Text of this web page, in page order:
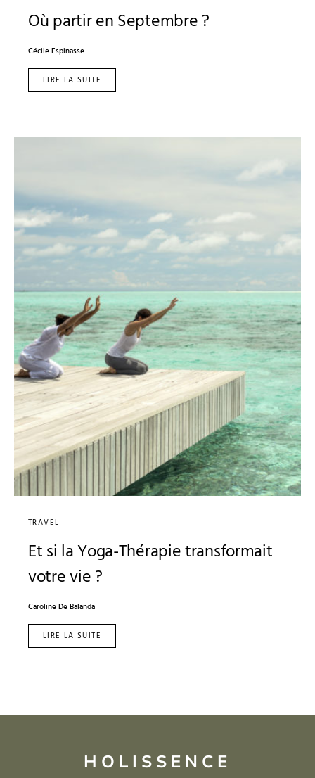
Où partir en Septembre ?
Cécile Espinasse
LIRE LA SUITE
TRAVEL
Et si la Yoga-Thérapie transformait
votre vie ?
Caroline De Balanda
LIRE LA SUITE
HOLISSENCE